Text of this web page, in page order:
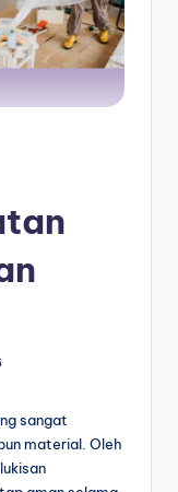
sangat
material. Oleh